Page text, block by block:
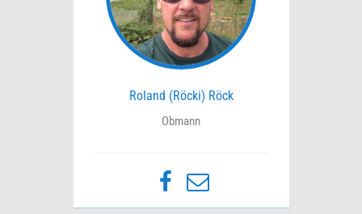
Roland (Röcki) Röck
Obmann